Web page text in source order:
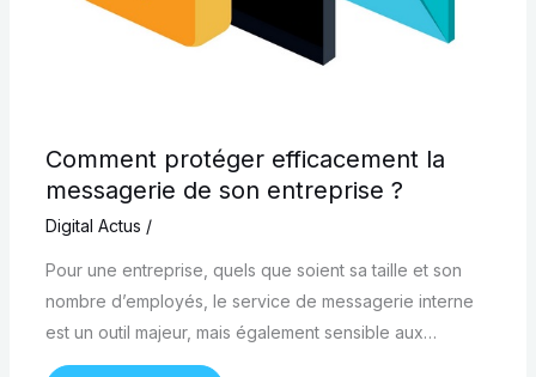
Comment protéger efficacement la
messagerie de son entreprise ?
Digital Actus /
Pour une entreprise, quels que soient sa taille et son
nombre d’employés, le service de messagerie interne
est un outil majeur, mais également sensible aux…